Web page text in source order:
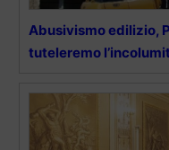
Abusivismo edilizio,
tuteleremo